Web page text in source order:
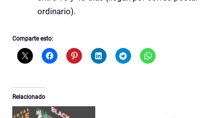
ordinario).
Comparte esto:
Relacionado